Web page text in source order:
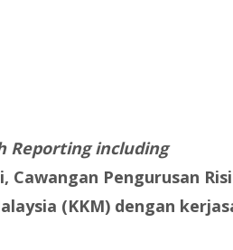
Reporting including
Pengurusan
(KKM) dengan